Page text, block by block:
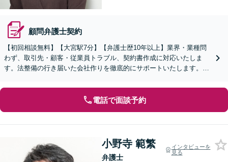
顧問弁護士契約
【初回相談無料】【大宮駅7分】【弁護士歴10年以上】業界・業種問
わず、取引先・顧客・従業員トラブル、契約書作成に対応いたしま
す。法整備の行き届いた会社作りを徹底的にサポートいたします。個
電話で面談予約
小野寺 範繁
弁護士
インタビューを
見る